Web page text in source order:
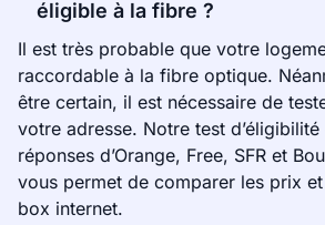
éligible à la fibre ?
Il est très probable que votre
raccordable à la fibre optique.
être certain, il est nécessaire de
votre adresse. Notre test
réponses d’Orange, Free, SFR et
vous permet de comparer les prix
box internet.